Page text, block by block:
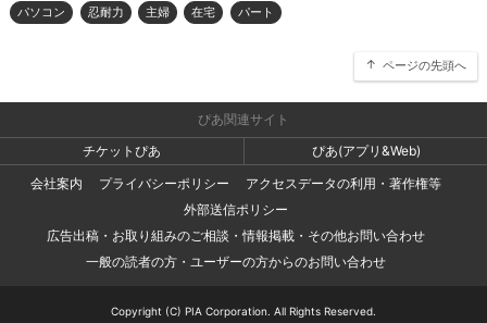
パソコン 忍耐力 主婦 在宅 パート
ページの先頭へ
ぴあ関連サイト
チケットぴあ
ぴあ(アプリ&Web)
会社案内
プライバシーポリシー
アクセスデータの利用・著作権等
外部送信ポリシー
広告出稿・お取り組みのご相談・情報掲載・その他お問い合わせ
一般の読者の方・ユーザーの方からのお問い合わせ
Copyright (C) PIA Corporation. All Rights Reserved.